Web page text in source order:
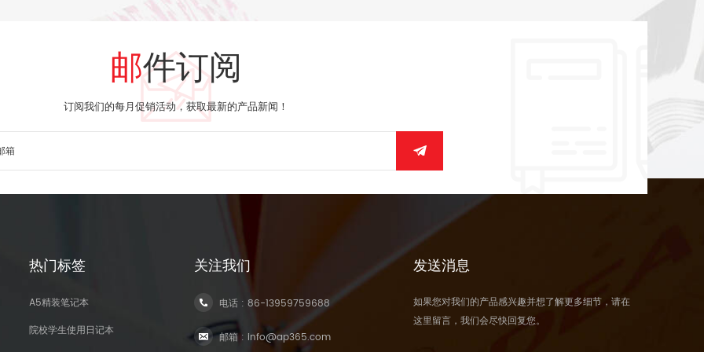
邮件订阅
订阅我们的每月促销活动，获取最新的产品新闻！
热门标签
A5精装笔记本
院校学生使用日记本
关注我们
电话 :86-13959759688
邮箱 : info@ap365.com
发送消息
如果您对我们的产品感兴趣并想了解更多细节，请在
这里留言，我们会尽快回复您。